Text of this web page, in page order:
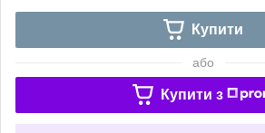
Купити
або
Купити з